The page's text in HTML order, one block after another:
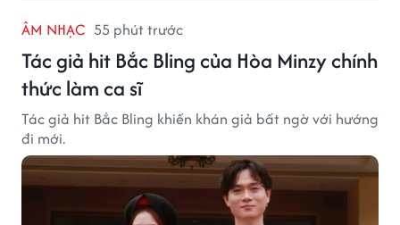
ÂM NHẠC 55 phút trước
Tác giả hit Bắc Bling của Hòa Minzy chính
thức làm ca sĩ
Tác giả hit Bắc Bling khiến khán giả bất ngờ với hướng
đi mới.